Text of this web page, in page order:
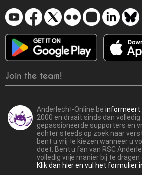
Join the team!
Anderlecht-Online.beinformeert
2000 en draait sinds dan
gepassioneerde supporters en
echter steeds op zoek naar
bent u vrij te kiezen wanneer u
doet. Bent u fan van RSC
volledig vrije manier bij te dragen
Klik dan hier en vul het formulier